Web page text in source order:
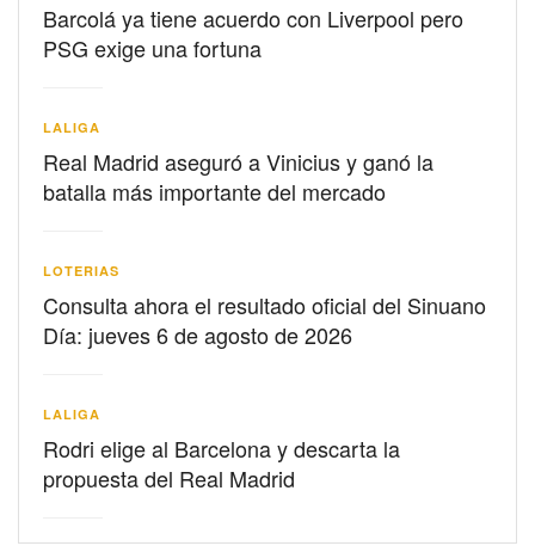
Barcolá ya tiene acuerdo con Liverpool pero
PSG exige una fortuna
LALIGA
Real Madrid aseguró a Vinicius y ganó la
batalla más importante del mercado
LOTERIAS
Consulta ahora el resultado oficial del Sinuano
Día: jueves 6 de agosto de 2026
LALIGA
Rodri elige al Barcelona y descarta la
propuesta del Real Madrid